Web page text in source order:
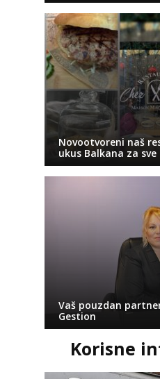
Novootvoreni naš
ukus Balkana za
Vaš pouzdan
Gestion
Korisne